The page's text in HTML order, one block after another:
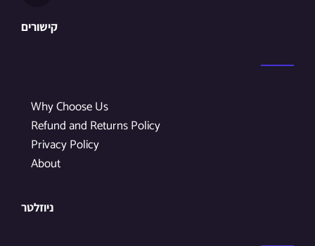
קישורים
Why Choose Us
Refund and Returns Policy
Privacy Policy
About
ניוזלטר